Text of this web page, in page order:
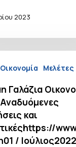
2023
Μελέτες
Γαλάζια
και
/ Ιούλιος2022